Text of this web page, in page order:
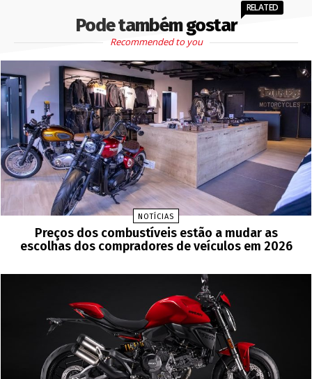
Pode também gostar
RELATED
Recommended to you
NOTÍCIAS
Preços dos combustíveis estão a mudar as
escolhas dos compradores de veículos em 2026